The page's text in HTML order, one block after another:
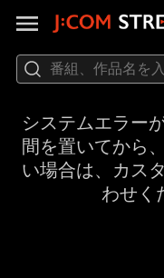
システムエラー
間を置いてから
い場合は、カス
わせく